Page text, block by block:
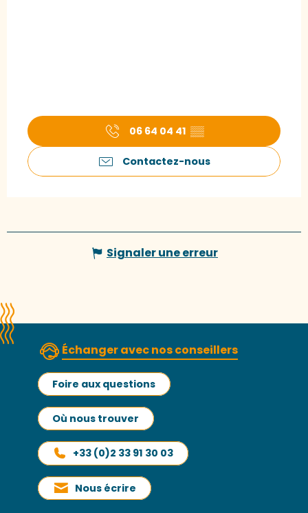
06 64 04 41 ▒▒
Contactez-nous
Signaler une erreur
Échanger avec nos conseillers
Foire aux questions
Où nous trouver
+33 (0)2 33 91 30 03
Nous écrire